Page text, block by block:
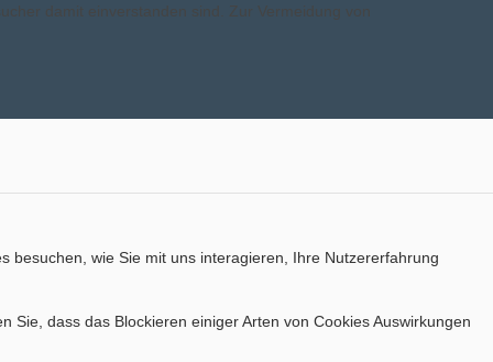
damit einverstanden sind. Zur Vermeidung von
besuchen, wie Sie mit uns interagieren, Ihre Nutzererfahrung
dass das Blockieren einiger Arten von Cookies Auswirkungen